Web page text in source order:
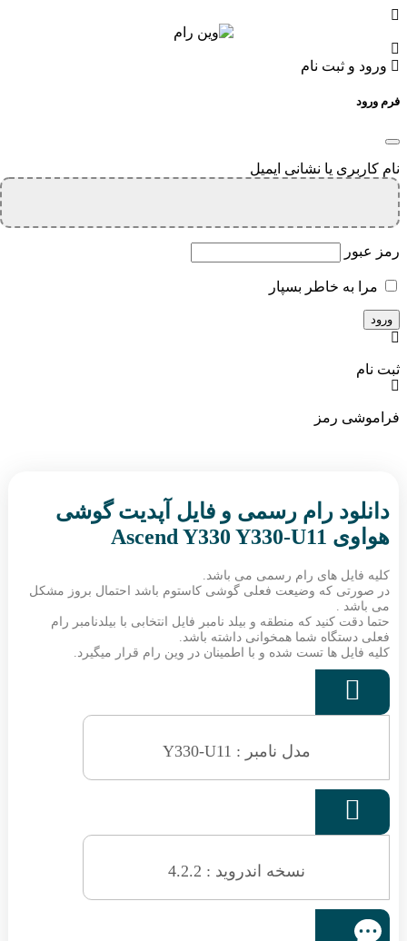
ورود و ثبت نام
فرم ورود
نام کاربری یا نشانی ایمیل
رمز عبور
مرا به خاطر بسپار
ثبت نام
فراموشی رمز
دانلود رام رسمی و فایل آپدیت گوشی
هواوی Ascend Y330 Y330-U11
کلیه فایل های رام رسمی می باشد.
در صورتی که وضیعت فعلی گوشی کاستوم باشد احتمال بروز مشکل
می باشد .
حتما دقت کنید که منطقه و بیلد نامبر فایل انتخابی با بیلدنامبر رام
فعلی دستگاه شما همخوانی داشته باشد.
کلیه فایل ها تست شده و با اطمینان در وین رام قرار میگیرد.

مدل نامبر : Y330-U11

نسخه اندروید : 4.2.2